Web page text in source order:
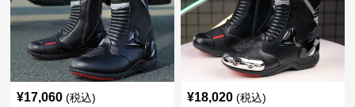
¥17,060 (税込) ¥18,020 (税込)